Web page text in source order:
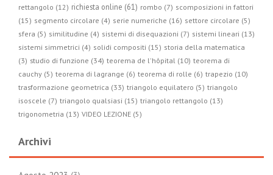
rettangolo (12) richiesta online (61) rombo (7) scomposizioni in fattori
(15) segmento circolare (4) serie numeriche (16) settore circolare (5)
sfera (5) similitudine (4) sistemi di disequazioni (7) sistemi lineari (13)
sistemi simmetrici (4) solidi compositi (15) storia della matematica
(3) studio di funzione (34) teorema de l'hôpital (10) teorema di
cauchy (5) teorema di lagrange (6) teorema di rolle (6) trapezio (10)
trasformazione geometrica (33) triangolo equilatero (5) triangolo
isoscele (7) triangolo qualsiasi (15) triangolo rettangolo (13)
trigonometria (13) VIDEO LEZIONE (5)
Archivi